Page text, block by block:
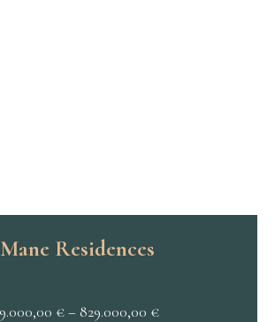
Mane Residences
€– 829.000,00 €